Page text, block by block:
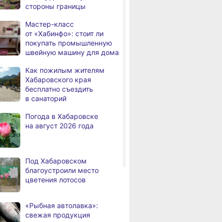
человек
В Хабаровске из горящей
квартиры на Чехова
эвакуировали 6 человек
Хабаровского края
установился высокий класс
пожарной опасности
Хабаровского края
модернизировали 4G
возрождает
Дальневосточную студию
кинохроники
В команду крупного
издательского дома
стороны границы
Мастер-класс
от «Хабинфо»: стоит ли
покупать промышленную
швейную машину для дома
Как пожилым жителям
Хабаровского края
бесплатно съездить
в санаторий
Погода в Хабаровске
на август 2026 года
Под Хабаровском
благоустроили место
цветения лотосов
«Рыбная автолавка»:
свежая продукция